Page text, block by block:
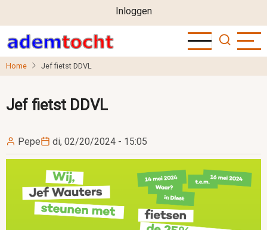
naar
de
inhoud
User
account
menu
Inloggen
Home Jef fietst DDVL
Jef fietst DDVL
Pepe di, 02/20/2024 - 15:05